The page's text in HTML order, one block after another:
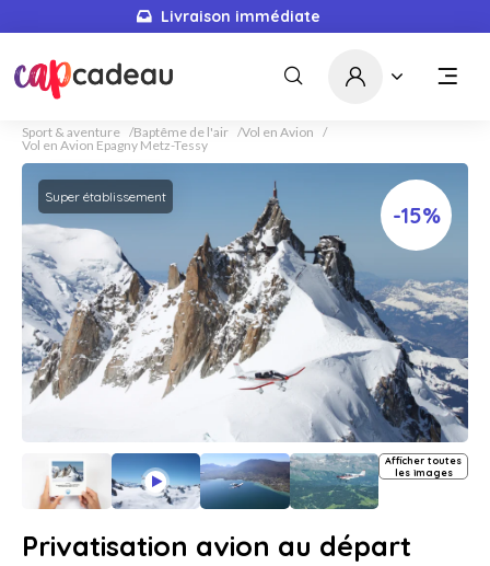
Livraison immédiate
Sport & aventure Baptême de l'air
Vol en Avion
Vol en Avion Epagny Metz-Tessy
-15%
Super établissement
Afficher toutes
les images
Privatisation avion au départ